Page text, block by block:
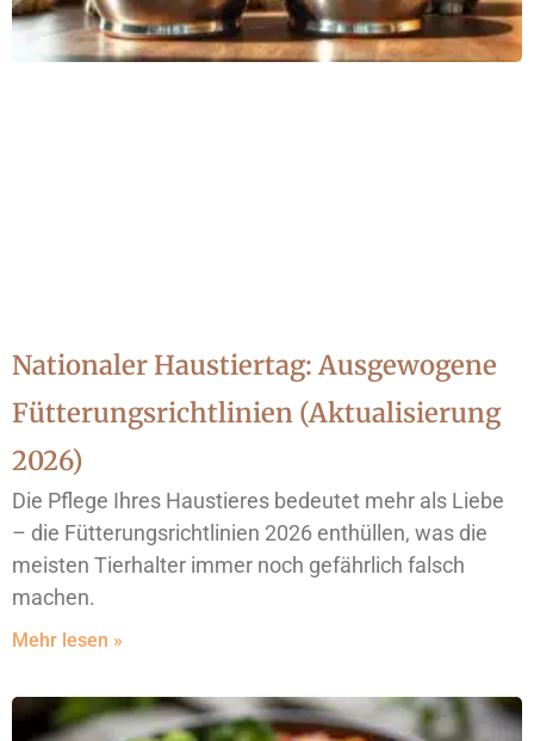
Nationaler Haustiertag: Ausgewogene
Fütterungsrichtlinien (Aktualisierung
2026)
Die Pflege Ihres Haustieres bedeutet mehr als Liebe
– die Fütterungsrichtlinien 2026 enthüllen, was die
meisten Tierhalter immer noch gefährlich falsch
machen.
Mehr lesen »